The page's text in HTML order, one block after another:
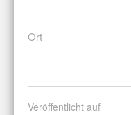
Ort
Veröffentlicht auf